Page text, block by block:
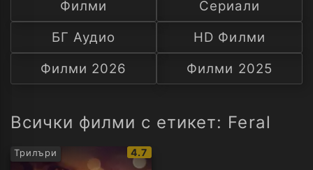
Ф
С
А
Филми
Сериали
БГ Аудио
HD Филми
Филми 2026
Филми 2025
Всички филми с етикет: Feral
Трилъри
IMDb
рейтинг:
4.7